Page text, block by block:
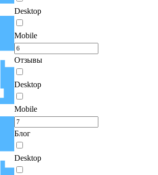
Desktop
Mobile
Отзывы
Desktop
Mobile
Блог
Desktop